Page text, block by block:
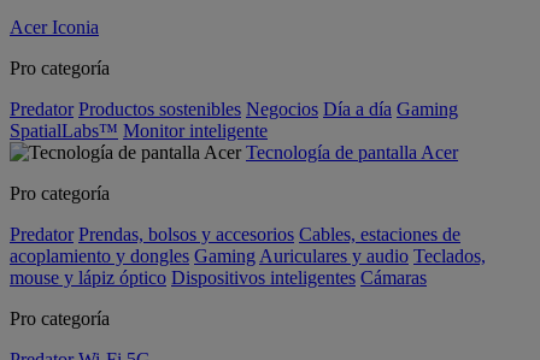
Acer Iconia
Pro categoría
Predator Productos sostenibles Negocios Día a día Gaming
SpatialLabs™ Monitor inteligente
Tecnología de pantalla Acer
Pro categoría
Predator Prendas, bolsos y accesorios Cables, estaciones de
acoplamiento y dongles Gaming Auriculares y audio Teclados,
mouse y lápiz óptico Dispositivos inteligentes Cámaras
Pro categoría